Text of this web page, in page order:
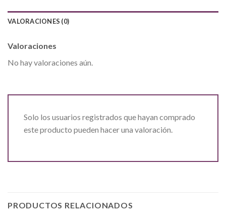
VALORACIONES (0)
Valoraciones
No hay valoraciones aún.
Solo los usuarios registrados que hayan comprado
este producto pueden hacer una valoración.
PRODUCTOS RELACIONADOS